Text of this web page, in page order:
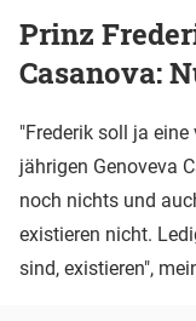
Prinz
Casanova:
"Frederik soll ja
jährigen Genoveva
noch nichts und
existieren nicht.
sind, existieren",